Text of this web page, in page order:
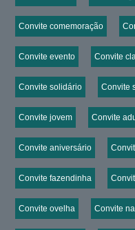
Convite comemoração
Convite evento Convite
Convite solidário Convite
Convite jovem Convite
Convite aniversário
Convite fazendinha
Convite ovelha Convite